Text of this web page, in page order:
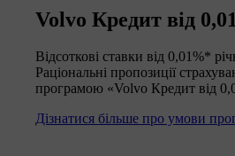
Volvo Кредит від
Відсоткові ставки від 0,01%*
Раціональні пропозиції
програмою «Volvo Кредит від
Дізнатися більше про умови